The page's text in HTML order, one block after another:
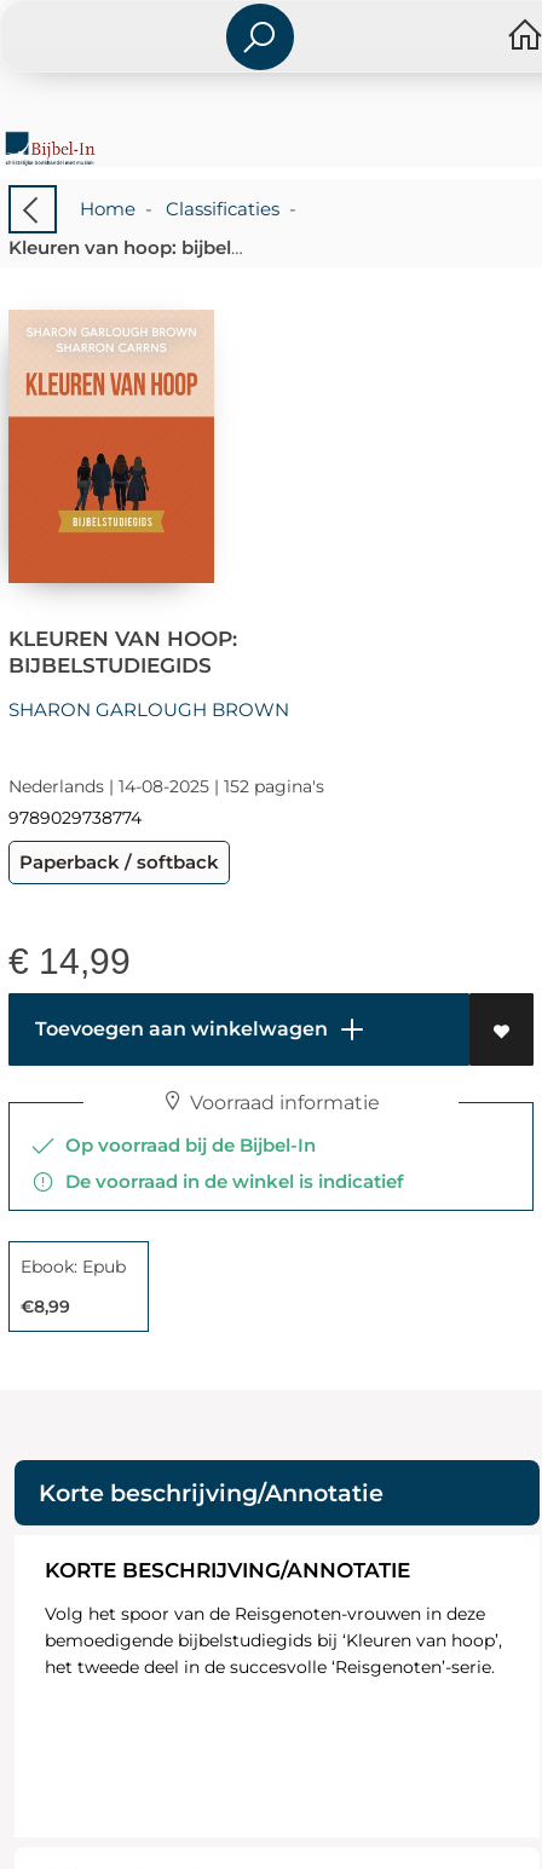
Home- Classificaties-
Kleuren van hoop: bijbelstudiegids
KLEUREN VAN HOOP:
BIJBELSTUDIEGIDS
SHARON GARLOUGH BROWN
Nederlands | 14-08-2025 | 152 pagina's
9789029738774
Paperback / softback
€ 14,99
Toevoegen aan winkelwagen
Voorraad informatie
Op voorraad bij de Bijbel-In
De voorraad in de winkel is indicatief
Ebook: Epub
€8,99
Korte beschrijving/Annotatie
KORTE BESCHRIJVING/ANNOTATIE
Volg het spoor van de Reisgenoten-vrouwen in deze
bemoedigende bijbelstudiegids bij ‘Kleuren van hoop’,
het tweede deel in de succesvolle ‘Reisgenoten’-serie.